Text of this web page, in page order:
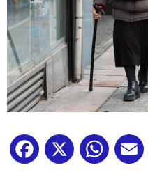
Facebook
X